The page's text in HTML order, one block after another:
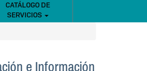
CATÁLOGO DE
SERVICIOS
e Información